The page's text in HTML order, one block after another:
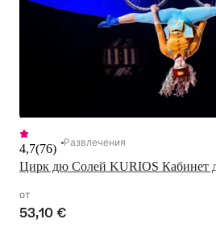
Цирк дю Солей KURIOS Кабинет
4,7(76) Развлечения
от
53,10 €